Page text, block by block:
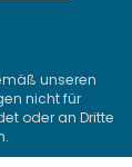
unseren
nicht für
oder an Dritte